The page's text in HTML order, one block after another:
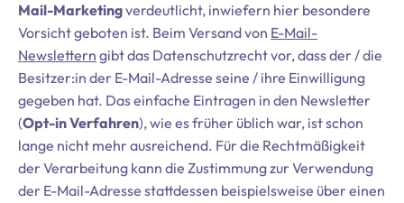
Mail-Marketingverdeutlicht, inwiefern hier besondere
Vorsicht geboten ist. Beim Versand von E-Mail-
Newslettern gibt das Datenschutzrecht vor, dass der / die
Besitzer:in der E-Mail-Adresse seine / ihre Einwilligung
gegeben hat. Das einfache Eintragen in den Newsletter
(Opt-in Verfahren), wie es früher üblich war, ist schon
lange nicht mehr ausreichend. Für die Rechtmäßigkeit
der Verarbeitung kann die Zustimmung zur Verwendung
der E-Mail-Adresse stattdessen beispielsweise über einen